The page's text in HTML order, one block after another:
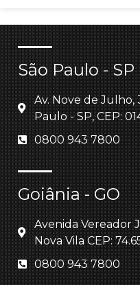
São Paulo - SP
Av. Nove de Julho,
Paulo - SP, CEP:
0800 943 7800
Goiânia - GO
Avenida Vereador
Nova Vila CEP:
0800 943 7800